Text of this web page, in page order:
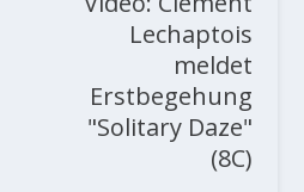
Lechaptois
meldet
Erstbegehung
"Solitary Daze"
(8C)